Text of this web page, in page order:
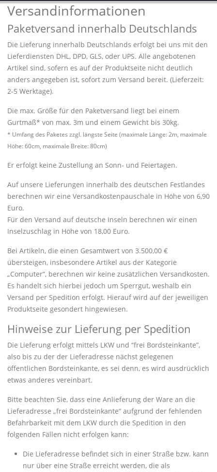
Versandinformationen
Paketversand innerhalb Deutschlands
Die Lieferung innerhalb Deutschlands erfolgt bei uns mit den
Lieferdiensten DHL, DPD, GLS, oder UPS. Alle angebotenen
Artikel sind, sofern es auf der Produktseite nicht deutlich
anders angegeben ist, sofort zum Versand bereit. (Lieferzeit:
2-5 Werktage).
Die max. Größe für den Paketversand liegt bei einem
Gurtmaß* von max. 3m und einem Gewicht bis 30kg.
* Umfang des Paketes zzgl. längste Seite (maximale Länge: 2m, maximale
Höhe: 60cm, maximale Breite: 80cm)
Er erfolgt keine Zustellung an Sonn- und Feiertagen.
Auf unsere Lieferungen innerhalb des deutschen Festlandes
berechnen wir eine Versandkostenpauschale in Höhe von 6,90
Euro.
Für den Versand auf deutsche Inseln berechnen wir einen
Inselzuschlag in Höhe von 18,00 Euro.
Bei Artikeln, die einen Gesamtwert von 3.500,00 €
übersteigen, insbesondere Artikel aus der Kategorie
„Computer“, berechnen wir keine zusätzlichen Versandkosten.
Es handelt sich hierbei jedoch um Sperrgut, weshalb ein
Versand per Spedition erfolgt. Hierauf wird auf der jeweiligen
Produktseite gesondert hingewiesen.
Hinweise zur Lieferung per Spedition
Die Lieferung erfolgt mittels LKW und “frei Bordsteinkante”,
also bis zu der der Lieferadresse nächst gelegenen
öffentlichen Bordsteinkante, es sei denn, es wird ausdrücklich
etwas anderes vereinbart.
Bitte beachten Sie, dass eine Anlieferung der Ware an die
Lieferadresse „frei Bordsteinkante“ aufgrund der fehlenden
Befahrbarkeit mit dem LKW durch die Spedition in den
folgenden Fällen nicht erfolgen kann:
Die Lieferadresse befindet sich in einer Straße bzw. kann
nur über eine Straße erreicht werden, die als